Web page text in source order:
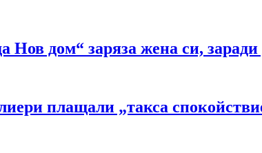
дом“ заряза жена си,
плащали „такса